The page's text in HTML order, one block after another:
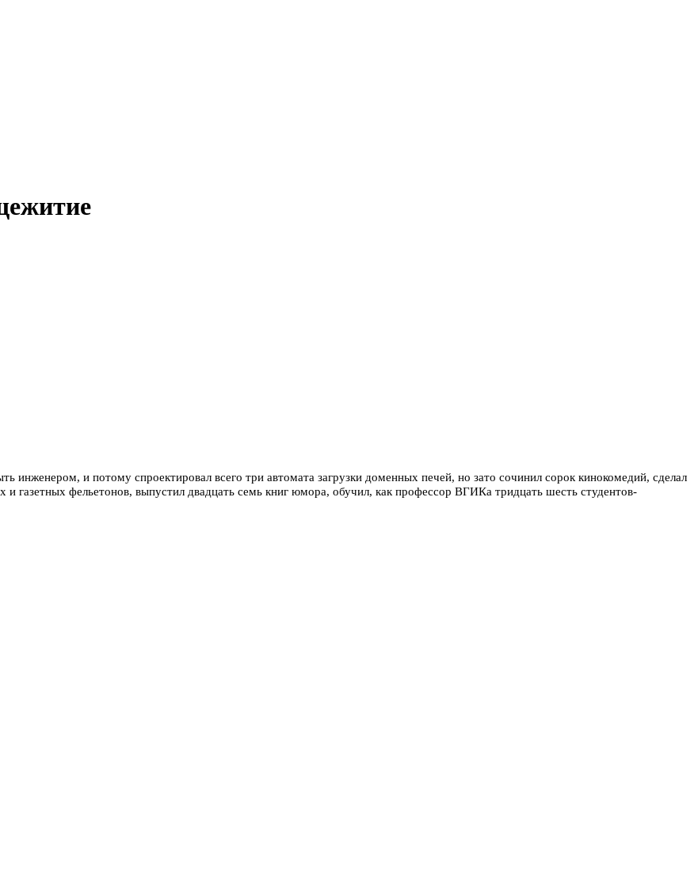
инженером, и потому спроектировал всего три автомата загрузки доменных печей, но зато сочинил сорок кинокомедий, сделал
газетных фельетонов, выпустил двадцать семь книг юмора, обучил, как профессор ВГИКа тридцать шесть студентов-